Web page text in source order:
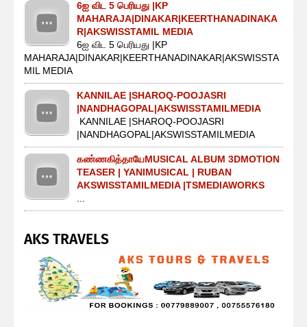
6ஐ விட 5 பெரியது |KP
MAHARAJA|DINAKAR|KEERTHANADINAKA
R|AKSWISSTAMIL MEDIA
6ஐ விட 5 பெரியது |KP
MAHARAJA|DINAKAR|KEERTHANADINAKAR|AKSWISSTA
MIL MEDIA
KANNILAE |SHAROQ-POOJASRI
|NANDHAGOPAL|AKSWISSTAMILMEDIA
KANNILAE |SHAROQ-POOJASRI
|NANDHAGOPAL|AKSWISSTAMILMEDIA
கண்ணகித்தாயேMUSICAL ALBUM 3DMOTION
TEASER | YANIMUSICAL | RUBAN
AKSWISSTAMILMEDIA |TSMEDIAWORKS
AKS TRAVELS